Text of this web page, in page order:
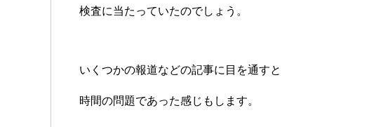
検査に当たっていたのでしょう。
いくつかの報道などの記事に目を通すと
時間の問題であった感じもします。